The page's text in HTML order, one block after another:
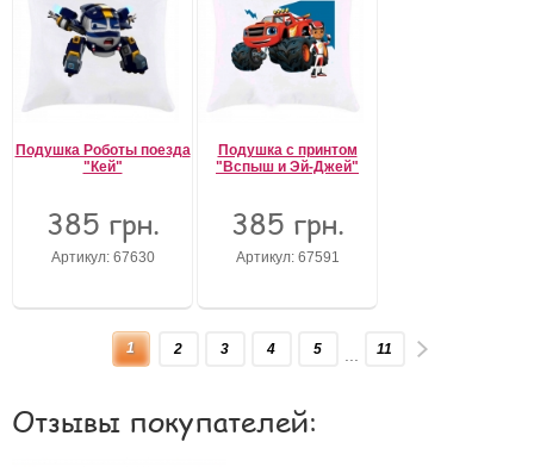
Подушка Роботы поезда
"Кей"
385 грн.
Артикул: 67630
Подушка с принтом
"Вспыш и Эй-Джей"
385 грн.
Артикул: 67591
1 2 3 4 5 11
Отзывы покупателей: